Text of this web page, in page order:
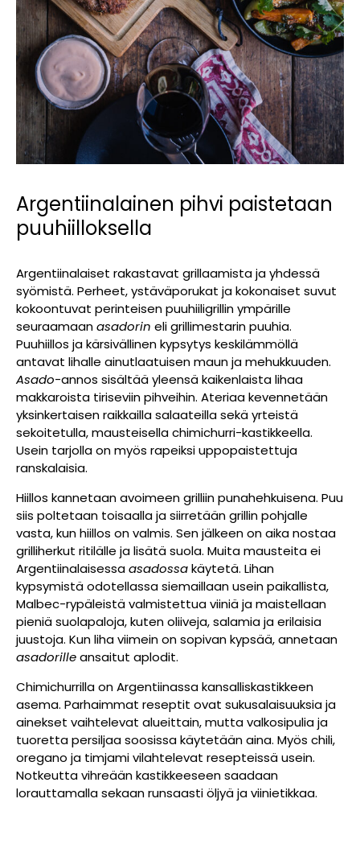
Argentiinalainen pihvi paistetaan
puuhiilloksella
Argentiinalaiset rakastavat grillaamista ja yhdessä
syömistä. Perheet, ystäväporukat ja kokonaiset suvut
kokoontuvat perinteisen puuhiiligrillin ympärille
seuraamaanasadorin eli grillimestarin puuhia.
Puuhiillos ja kärsivällinen kypsytys keskilämmöllä
antavat lihalle ainutlaatuisen maun ja mehukkuuden.
Asado-annos sisältää yleensä kaikenlaista lihaa
makkaroista tiriseviin pihveihin. Ateriaa kevennetään
yksinkertaisen raikkailla salaateilla sekä yrteistä
sekoitetulla, mausteisella chimichurri-kastikkeella.
Usein tarjolla on myös rapeiksi uppopaistettuja
ranskalaisia.
Hiillos kannetaan avoimeen grilliin punahehkuisena. Puu
siis poltetaan toisaalla ja siirretään grillin pohjalle
vasta, kun hiillos on valmis. Sen jälkeen on aika nostaa
grilliherkut ritilälle ja lisätä suola. Muita mausteita ei
Argentiinalaisessaasadossakäytetä. Lihan
kypsymistä odotellassa siemaillaan usein paikallista,
Malbec-rypäleistä valmistettua viiniä ja maistellaan
pieniä suolapaloja, kuten oliiveja, salamia ja erilaisia
juustoja. Kun liha viimein on sopivan kypsää, annetaan
asadorilleansaitut aplodit.
Chimichurrilla on Argentiinassa kansalliskastikkeen
asema. Parhaimmat reseptit ovat sukusalaisuuksia ja
ainekset vaihtelevat alueittain, mutta valkosipulia ja
tuoretta persiljaa soosissa käytetään aina. Myös chili,
oregano ja timjami vilahtelevat resepteissä usein.
Notkeutta vihreään kastikkeeseen saadaan
lorauttamalla sekaan runsaasti öljyä ja viinietikkaa.